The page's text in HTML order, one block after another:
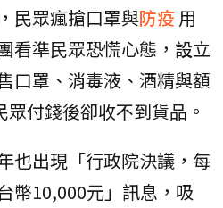
民眾瘋搶口罩與防疫 用
看準民眾恐慌心態，設立
口罩、消毒液、酒精與額
付錢後卻收不到貨品。
也出現「行政院決議，每
幣10,000元」訊息，吸